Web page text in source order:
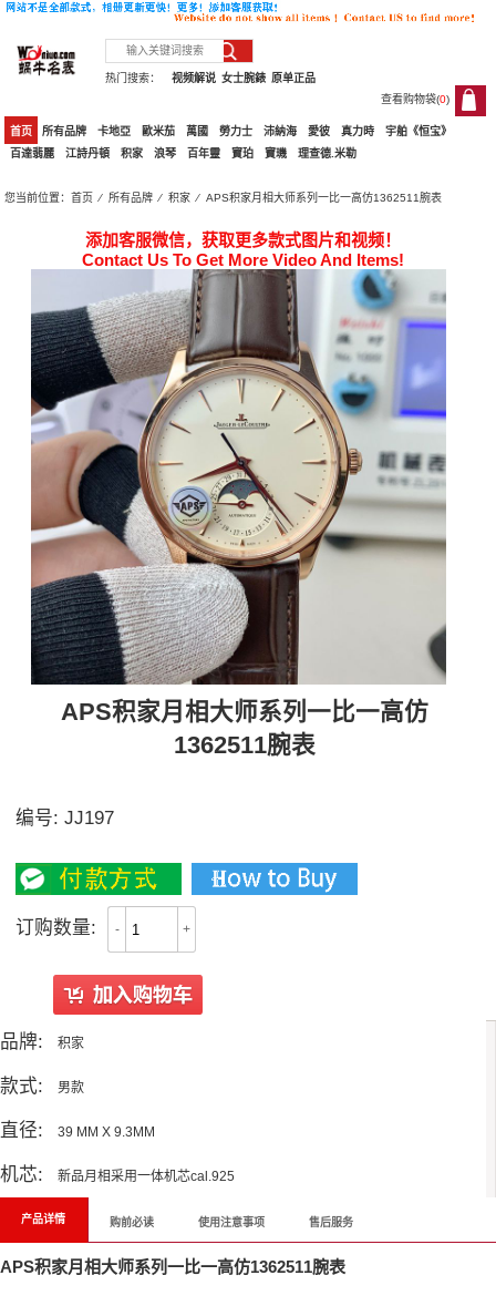
热门搜索： 原单正品
女士腕錶
视频解说
查看购物袋(0)
0
首页 所有品牌 卡地亞 歐米茄 萬國 勞力士 沛納海 愛彼 真力時
宇舶《恒宝》
百達翡麗
江詩丹頓 积家 浪琴 百年靈 寶珀 寶璣 理查德.米勒
您当前位置：首页 ⁄所有品牌 ⁄积家 ⁄ APS积家月相大师系列一比一高仿1362511腕表
添加客服微信，获取更多款式图片和视频！
Contact Us To Get More Video And Items!
APS积家月相大师系列一比一高仿
1362511腕表
编号:JJ197
订购数量: - +
品牌: 积家
款式: 男款
直径: 39 MM X 9.3MM
机芯: 新品月相采用一体机芯cal.925
产品详情 购前必读 使用注意事项 售后服务
APS积家月相大师系列一比一高仿1362511腕表